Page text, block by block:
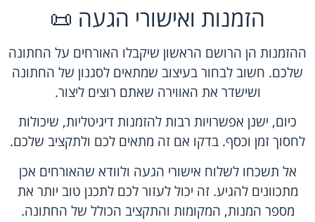
הזמנות ואישורי הגעה 📜
ההזמנות הן הרושם הראשון שיקבלו האורחים על החתונה
שלכם. חשוב לבחור בעיצוב שמתאים לסגנון של החתונה
ושישדר את האווירה שאתם רוצים ליצור.
כיום, ישנן אפשרויות רבות להזמנות דיגיטליות, שיכולות
לחסוך זמן וכסף. בדקו אם זה מתאים לכם ולתקציב שלכם.
אל תשכחו לשלוח אישורי הגעה ולוודא שהאורחים אכן
מתכוונים להגיע. זה יכול לעזור לכם לתכנן טוב יותר את
מספר המנות, המקומות והתקציב הכולל של החתונה.